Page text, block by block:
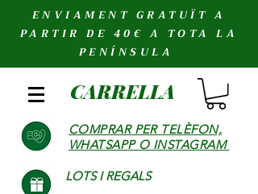
ENVIAMENT GRATUÏT A
PARTIR DE 40€ A TOTA LA
PENÍNSULA
CARRELLA
COMPRAR PER TELÈFON,
WHATSAPP O INSTAGRAM
LOTS I REGALS